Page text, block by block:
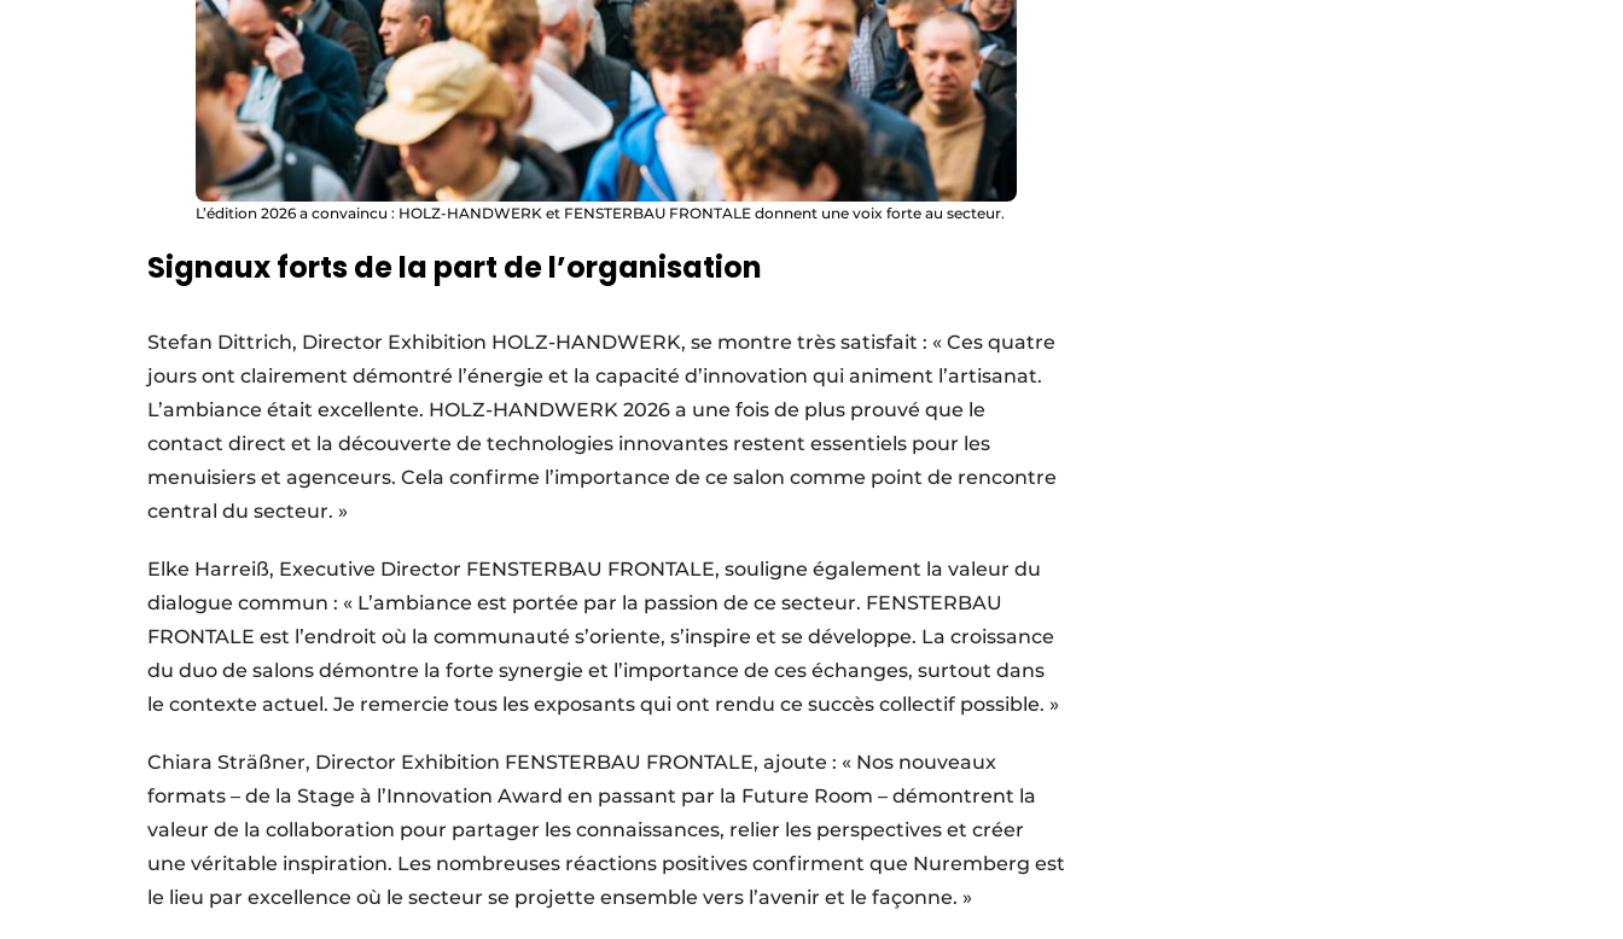
L’édition 2026 a convaincu : HOLZ-HANDWERK et FENSTERBAU FRONTALE donnent une voix forte au secteur.
Signaux forts de la part de l’organisation
Stefan Dittrich, Director Exhibition HOLZ-HANDWERK, se montre très satisfait : « Ces quatre
jours ont clairement démontré l’énergie et la capacité d’innovation qui animent l’artisanat.
L’ambiance était excellente. HOLZ-HANDWERK 2026 a une fois de plus prouvé que le
contact direct et la découverte de technologies innovantes restent essentiels pour les
menuisiers et agenceurs. Cela confirme l’importance de ce salon comme point de rencontre
central du secteur. »
Elke Harreiß, Executive Director FENSTERBAU FRONTALE, souligne également la valeur du
dialogue commun : « L’ambiance est portée par la passion de ce secteur. FENSTERBAU
FRONTALE est l’endroit où la communauté s’oriente, s’inspire et se développe. La croissance
du duo de salons démontre la forte synergie et l’importance de ces échanges, surtout dans
le contexte actuel. Je remercie tous les exposants qui ont rendu ce succès collectif possible. »
Chiara Sträßner, Director Exhibition FENSTERBAU FRONTALE, ajoute : « Nos nouveaux
formats – de la Stage à l’Innovation Award en passant par la Future Room – démontrent la
valeur de la collaboration pour partager les connaissances, relier les perspectives et créer
une véritable inspiration. Les nombreuses réactions positives confirment que Nuremberg est
le lieu par excellence où le secteur se projette ensemble vers l’avenir et le façonne. »